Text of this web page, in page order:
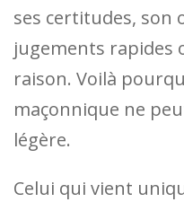
ses certitudes, son
jugements rapides
raison. Voilà
maçonnique ne
légère.
Celui qui vient